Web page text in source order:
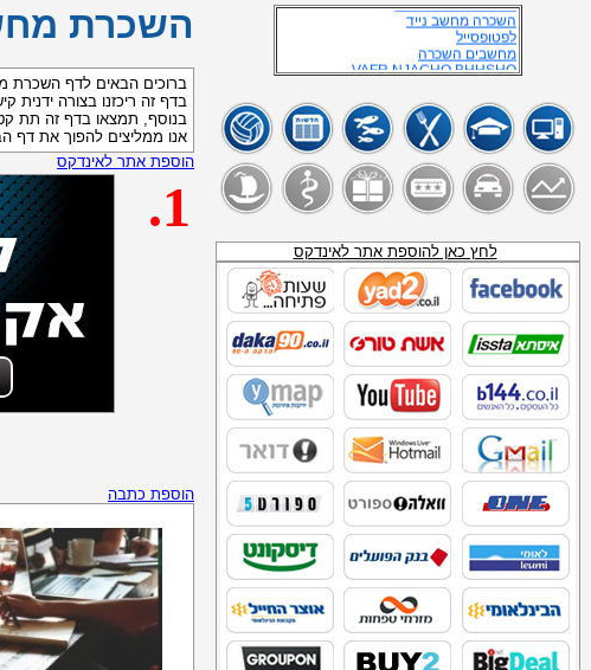
השכרת
ברוכים הבאים לדף השכרת
בדף זה ריכזנו בצורה
בנוסף, תמצאו בדף זה תת
אנו ממליצים להפוך את דף
הוספת אתר לאינדקס
.1
הוספת כתבה
השכרה מחשב נייד
לפטופסייל
מחשבים השכרה
VAFR NJACHO BHHSHO
מחשב להשכרה
מחשב נייד להשכרה
""השכרת מחשבים ניידים""
מחשב ניד להשכרה
VAFR BHHSHO
ספקי מחשבים וציוד הקפי
אתרי מחשב נייד
KPYUPXHHK
מחשבים_ניידים_השכרה
אינטרנט סלולרי למחשבים ניידים
ציוד היקפי אלקטרוניקה
NJAC BHHS
שכירת מחשב
טלמניע
פז_נפט_להסקה
נע נע
_SITE:WWW.SEARCHIK.CO.IL_נפט__להסקה
מכשיר תידלוק
דור אנרגיה נפט לחימום ביתי
סדש_דלק_להסקה
תחנות דלק של חברת "דלק"
לחץ כאן להוספת אתר לאינדקס